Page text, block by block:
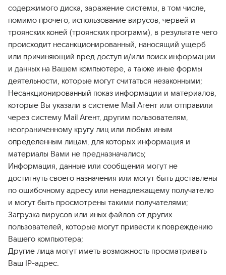
содержимого диска, заражение системы, в том числе,
помимо прочего, использование вирусов, червей и
троянских коней (троянских программ), в результате чего
происходит несанкционированный, наносящий ущерб
или причиняющий вред доступ и/или поиск информации
и данных на Вашем компьютере, а также иные формы
деятельности, которые могут считаться незаконными;
Несанкционированный показ информации и материалов,
которые Вы указали в системе Mail Агент или отправили
через систему Mail Агент, другим пользователям,
неограниченному кругу лиц или любым иным
определенным лицам, для которых информация и
материалы Вами не предназначались;
Информация, данные или сообщения могут не
достигнуть своего назначения или могут быть доставлены
по ошибочному адресу или ненадлежащему получателю
и могут быть просмотрены такими получателями;
Загрузка вирусов или иных файлов от других
пользователей, которые могут привести к повреждению
Вашего компьютера;
Другие лица могут иметь возможность просматривать
Ваш IP-адрес.